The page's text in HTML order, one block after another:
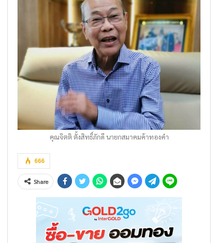
คุณจิตติ ตั้งสิทธิ์ภักดี นายกสมาคมค้าทองคำ
666
Share